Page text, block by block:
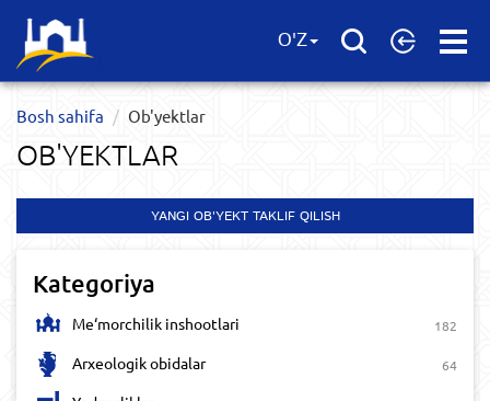
Open
O'Z
Bosh sahifa Ob'yektlar​
OB'YEKTLAR​
YANGI OB'YEKT TAKLIF QILISH
Kategoriya
Me‘morchilik inshootlari 182
Arxeologik obidalar 64